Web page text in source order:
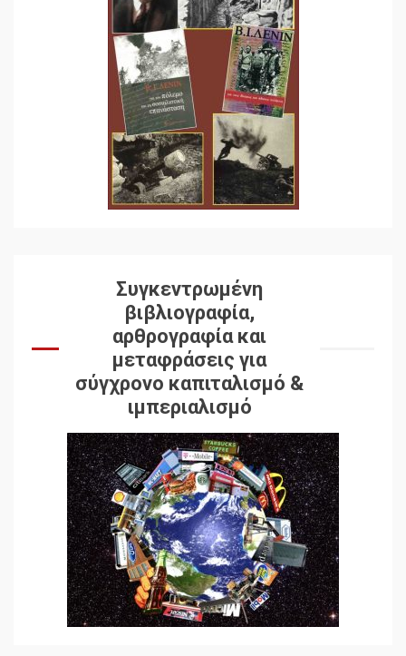
Συγκεντρωμένη
βιβλιογραφία,
αρθρογραφία και
μεταφράσεις για
σύγχρονο καπιταλισμό &
ιμπεριαλισμό